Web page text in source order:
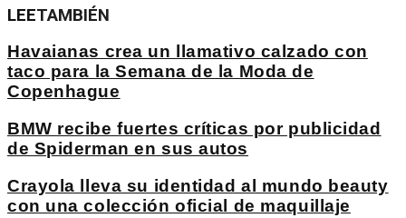
LEETAMBIÉN
Havaianas crea un llamativo calzado con
taco para la Semana de la Moda de
Copenhague
BMW recibe fuertes críticas por publicidad
de Spiderman en sus autos
Crayola lleva su identidad al mundo beauty
con una colección oficial de maquillaje